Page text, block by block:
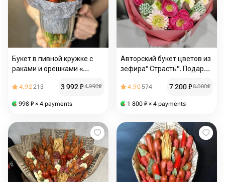
Букет в пивной кружке с
раками и орешками «
4.92213 3 992₽4 990₽
998 ₽ × 4 payments
Авторский букет цветов из
зефира" Страсть". Подарок
юбилей, презент врачу,
4.90574 7 200₽8 000₽
1 800 ₽ × 4 payments